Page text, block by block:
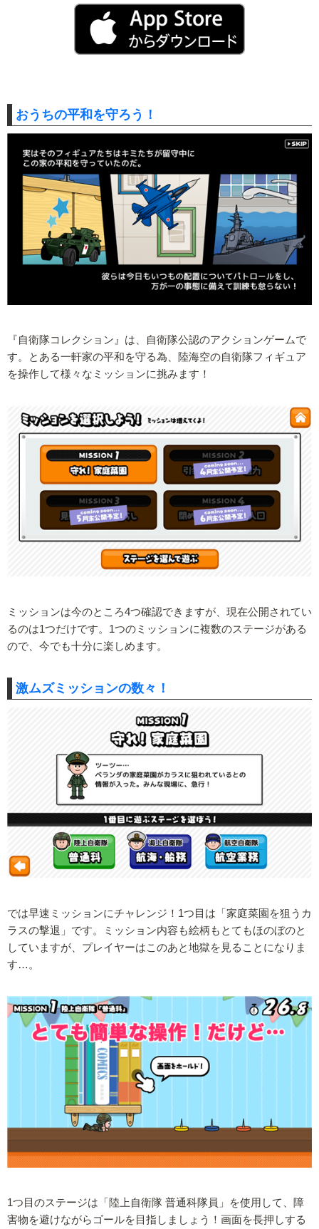
おうちの平和を守ろう！
『自衛隊コレクション』は、自衛隊公認のアクションゲームで
す。とある一軒家の平和を守る為、陸海空の自衛隊フィギュア
を操作して様々なミッションに挑みます！
ミッションは今のところ4つ確認できますが、現在公開されてい
るのは1つだけです。1つのミッションに複数のステージがある
ので、今でも十分に楽しめます。
激ムズミッションの数々！
では早速ミッションにチャレンジ！1つ目は「家庭菜園を狙うカ
ラスの撃退」です。ミッション内容も絵柄もとてもほのぼのと
していますが、プレイヤーはこのあと地獄を見ることになりま
す…。
1つ目のステージは「陸上自衛隊 普通科隊員」を使用して、障
害物を避けながらゴールを目指しましょう！画面を長押しする